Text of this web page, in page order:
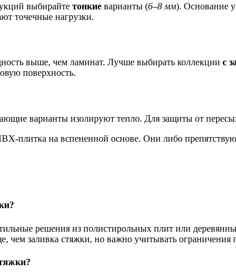
выбирайте тонкие варианты (6–8 мм). Основание
точечные нагрузки.
выше, чем ламинат. Лучше выбирать коллекции с
поверхность.
варианты изолируют тепло. Для защиты от
плитка на вспененной основе. Они либо
решения из полистирольных плит или
чем заливка стяжки, но важно учитывать